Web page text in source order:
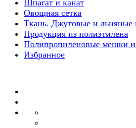
Шпагат и канат
Овощная сетка
Ткань. Джутовые и
Продукция из полиэтилена
Полипропиленовые мешки и
Избранное